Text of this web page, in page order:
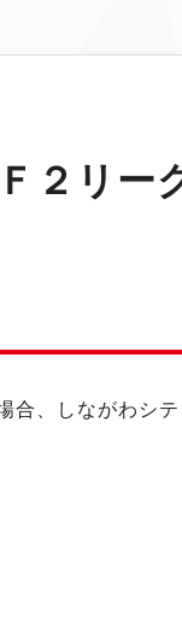
２リー
合、しながわシ